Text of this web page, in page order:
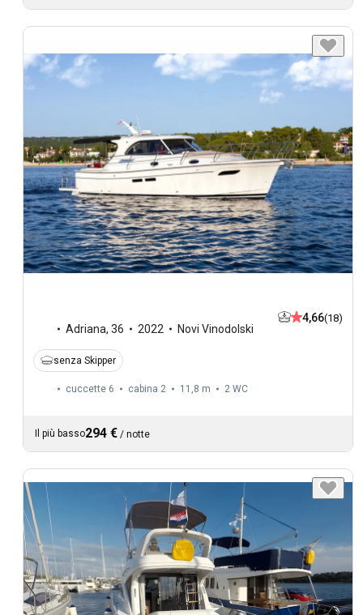
Adriana, 36 2022 Novi Vinodolski
4,66(18)
senza Skipper
cuccette 6 cabina 2 11,8 m 2 WC
Il più basso294 € / notte